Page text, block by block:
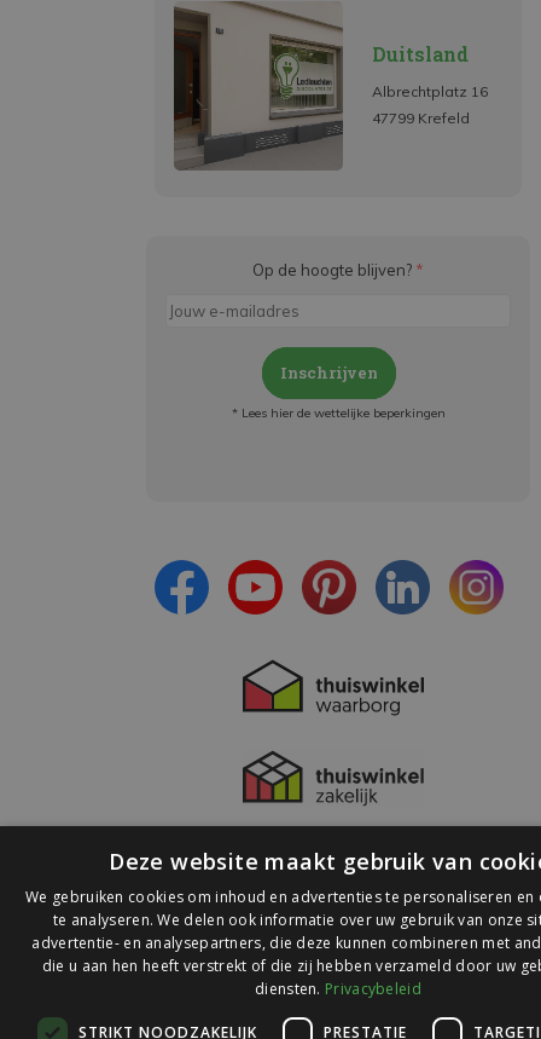
Duitsland
Albrechtplatz 16
47799 Krefeld
Op de hoogte blijven? *
Inschrijven
* Lees hier de wettelijke beperkingen
© 2026 Ledlichtdiscounter.nl
Deze website maakt gebruik van
We gebruiken cookies om inhoud en advertenties te personaliseren en
te analyseren. We delen ook informatie over uw gebruik van onze
advertentie- en analysepartners, die deze kunnen combineren met
die u aan hen heeft verstrekt of die zij hebben verzameld door uw
diensten. Privacybeleid
STRIKT NOODZAKELIJK PRESTATIE